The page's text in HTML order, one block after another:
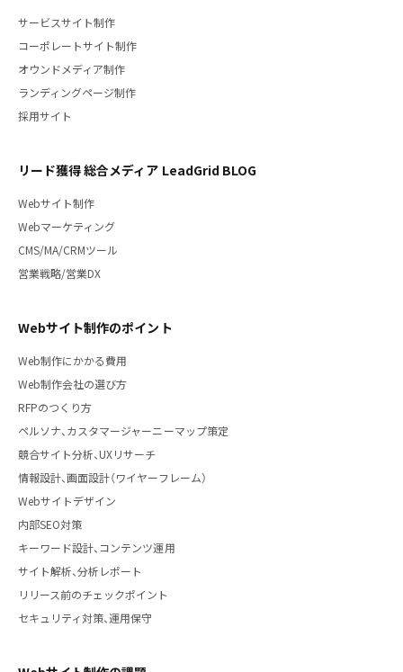
サービスサイト制作
コーポレートサイト制作
オウンドメディア制作
ランディングページ制作
採用サイト
リード獲得 総合メディア LeadGrid BLOG
Webサイト制作
Webマーケティング
CMS/MA/CRMツール
営業戦略/営業DX
Webサイト制作のポイント
Web制作にかかる費用
Web制作会社の選び方
RFPのつくり方
ペルソナ、カスタマージャーニーマップ策定
競合サイト分析、UXリサーチ
情報設計、画面設計（ワイヤーフレーム）
Webサイトデザイン
内部SEO対策
キーワード設計、コンテンツ運用
サイト解析、分析レポート
リリース前のチェックポイント
セキュリティ対策、運用保守